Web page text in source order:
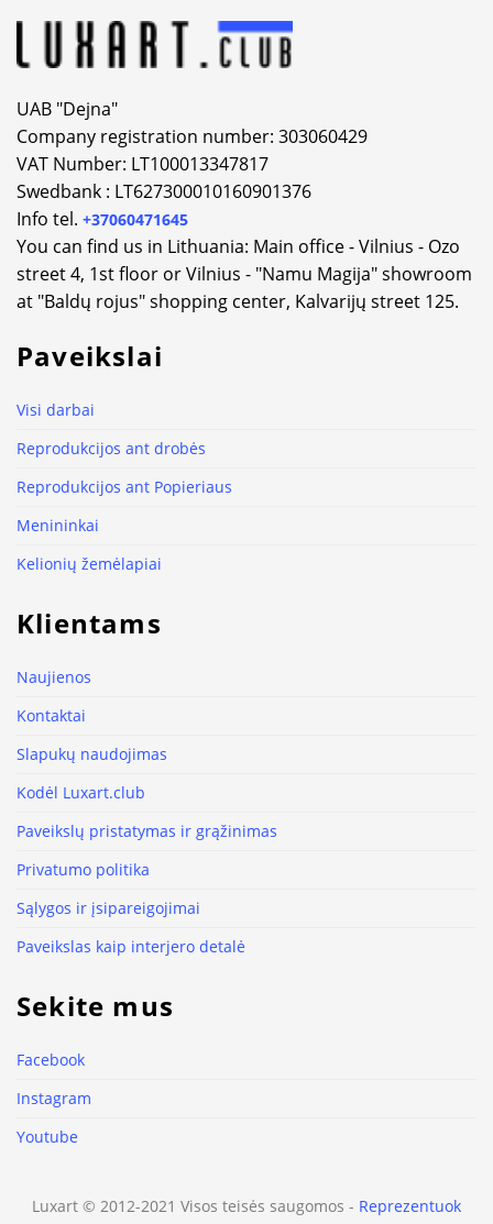
UAB "Dejna"
Company registration number: 303060429
VAT Number: LT100013347817
Swedbank : LT627300010160901376
Info tel. +37060471645
You can find us in Lithuania: Main office - Vilnius - Ozo
street 4, 1st floor or Vilnius - "Namu Magija" showroom
at "Baldų rojus" shopping center, Kalvarijų street 125.
Paveikslai
Visi darbai
Reprodukcijos ant drobės
Reprodukcijos ant Popieriaus
Menininkai
Kelionių žemėlapiai
Klientams
Naujienos
Kontaktai
Slapukų naudojimas
Kodėl Luxart.club
Paveikslų pristatymas ir grąžinimas
Privatumo politika
Sąlygos ir įsipareigojimai
Paveikslas kaip interjero detalė
Sekite mus
Facebook
Instagram
Youtube
Luxart © 2012-2021 Visos teisės saugomos - Reprezentuok